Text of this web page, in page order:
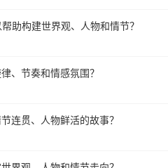
助构建世界观、人物和情节？
、节奏和情感氛围？
连贯、人物鲜活的故事？